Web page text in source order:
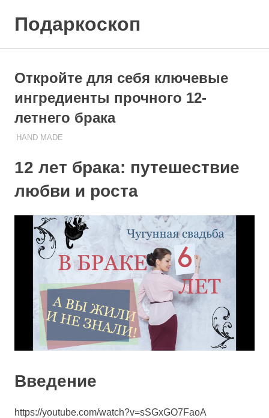
Подаркоскоп
подарить
Откройте для себя ключевые
ингредиенты прочного 12-
летнего брака
14.10.2023
ПОДАРЧЕК
HAND MADE
12 лет брака: путешествие
любви и роста
Введение
https://youtube.com/watch?v=sSGxGO7FaoA